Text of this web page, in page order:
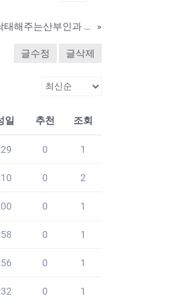
경기도중절수술병원 고양시중절수술병원 덕양구 약물낙태해주는산부인과 부작용후유증없는유산유도제구하기 »
글수정 글삭제
일 추천 조회
0 1
0 2
0 1
0 1
0 1
0 1